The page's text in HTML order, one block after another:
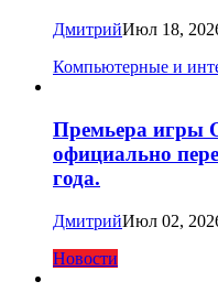
ДмитрийИюл 18,
Компьютерные и
Премьера игры
официально
года.
ДмитрийИюл 02,
Новости